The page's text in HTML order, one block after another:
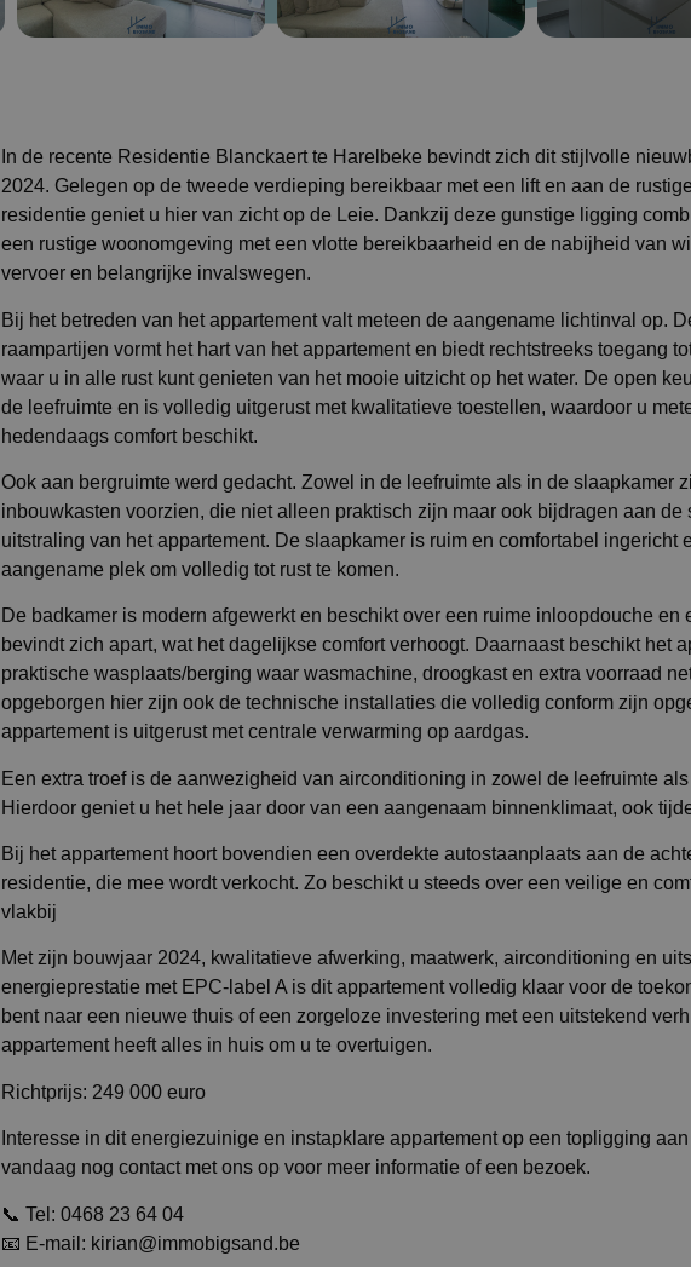
In de recente Residentie Blanckaert te Harelbeke bevindt zich dit stijlvolle
2024. Gelegen op de tweede verdieping bereikbaar met een lift en aan de
residentie geniet u hier van zicht op de Leie. Dankzij deze gunstige ligging
een rustige woonomgeving met een vlotte bereikbaarheid en de nabijheid van
vervoer en belangrijke invalswegen.
Bij het betreden van het appartement valt meteen de aangename lichtinval op.
raampartijen vormt het hart van het appartement en biedt rechtstreeks toegang
waar u in alle rust kunt genieten van het mooie uitzicht op het water. De open
de leefruimte en is volledig uitgerust met kwalitatieve toestellen, waardoor u
hedendaags comfort beschikt.
Ook aan bergruimte werd gedacht. Zowel in de leefruimte als in de slaapkamer
inbouwkasten voorzien, die niet alleen praktisch zijn maar ook bijdragen aan de
uitstraling van het appartement. De slaapkamer is ruim en comfortabel ingericht
aangename plek om volledig tot rust te komen.
De badkamer is modern afgewerkt en beschikt over een ruime inloopdouche en
bevindt zich apart, wat het dagelijkse comfort verhoogt. Daarnaast beschikt het
praktische wasplaats/berging waar wasmachine, droogkast en extra voorraad
opgeborgen hier zijn ook de technische installaties die volledig conform zijn
appartement is uitgerust met centrale verwarming op aardgas.
Een extra troef is de aanwezigheid van airconditioning in zowel de leefruimte
Hierdoor geniet u het hele jaar door van een aangenaam binnenklimaat, ook
Bij het appartement hoort bovendien een overdekte autostaanplaats aan de
residentie, die mee wordt verkocht. Zo beschikt u steeds over een veilige en
vlakbij
Met zijn bouwjaar 2024, kwalitatieve afwerking, maatwerk, airconditioning en
energieprestatie met EPC-label A is dit appartement volledig klaar voor de
bent naar een nieuwe thuis of een zorgeloze investering met een uitstekend
appartement heeft alles in huis om u te overtuigen.
Richtprijs: 249 000 euro
Interesse in dit energiezuinige en instapklare appartement op een topligging
vandaag nog contact met ons op voor meer informatie of een bezoek.
📞 Tel: 0468 23 64 04
📧 E-mail: kirian@immobigsand.be